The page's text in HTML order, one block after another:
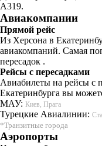
A319.
Авиакомпании
Прямой рейс
Из Херсона в
авиакомпаний. Самая
пересадок .
Рейсы с пересадками
Авиабилеты на рейсы с
Екатеринбурга вы
МАУ: Киев, Прага
Турецкие Авиалинии:
*Транзитные города
Аэропорты